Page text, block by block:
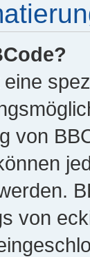
von
von